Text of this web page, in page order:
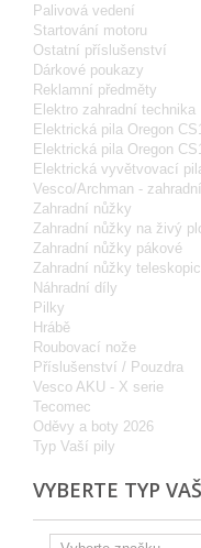
Palivová vedení
Startování motoru
Ostatní příslušenství
Dárkové poukazy
Reklamní předměty
Elektro zahradní technika
Elektrická pila Oregon
Elektrická pila Oregon
Elektrická vyvětvovací
Vesco/Archman -
Zahradní nůžky
Zahradní nůžky na živý
Zahradní nůžky pákové
Zahradní nůžky
Náhradní díly
Pilky
Hrábě
Roubovací nože
Příslušenství / Pouzdra
Vesco AKU - X serie
Tecomec
Oděvy a boty 2026
Typ Vaší pily
VYBERTE TYP